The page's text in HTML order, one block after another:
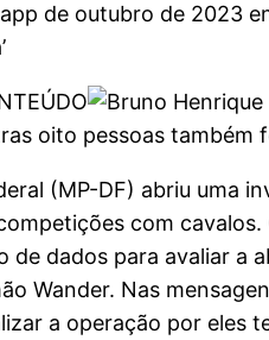
de outubro de 2023
oito pessoas também
(MP-DF) abriu uma
com
de dados para avaliar
Wander. Nas
a operação por eles